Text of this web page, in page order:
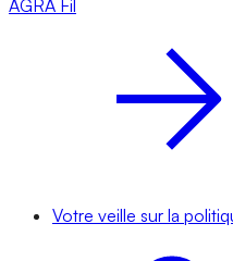
AGRA Fil
Votre veille sur la